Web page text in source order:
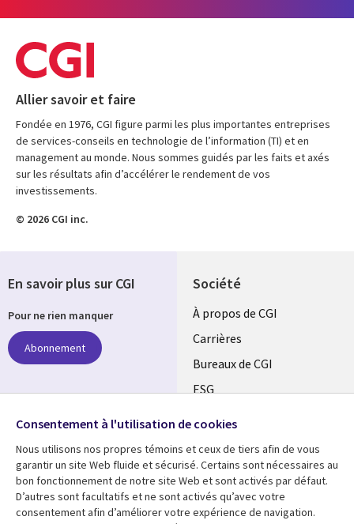
Allier savoir et faire
Fondée en 1976, CGI figure parmi les plus importantes entreprises
de services-conseils en technologie de l’information (TI) et en
management au monde. Nous sommes guidés par les faits et axés
sur les résultats afin d’accélérer le rendement de vos
investissements.
© 2026 CGI inc.
Société
Useful
links
CANADA
FR
À propos de CGI
Carrières
Bureaux de CGI
ESG
En savoir plus sur CGI
Pour ne rien manquer
Abonnement
Suivez-nous
Social
Media
CANADA
Consentement à l'utilisation de cookies
Nous utilisons nos propres témoins et ceux de tiers afin de vous
garantir un site Web fluide et sécurisé. Certains sont nécessaires au
bon fonctionnement de notre site Web et sont activés par défaut.
D’autres sont facultatifs et ne sont activés qu’avec votre
consentement afin d’améliorer votre expérience de navigation.